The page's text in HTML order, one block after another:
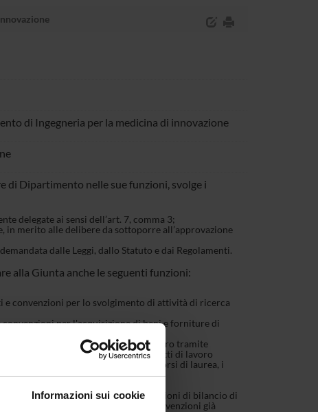
Informazioni sui cookie
di Ingegneria per la medicina di innovazione
di Dipartimento nelle sue funzioni, svolge i
delegate ai sensi dell’art. 7, comma 3;
in merito alle delibere da sottoporre all’approvazione
dalle Leggi, dallo Statuto e dai Regolamenti.
alla Giunta anche le seguenti funzioni:
convenzioni per lo svolgimento di attività di ricerca
per l'acquisizione di beni e forniture di
di ricerca, didattica, consulenza e altro tramite
di ricerca, assegni di ricerca, contratti di lavoro
attività connesse alla didattica per i corsi di laurea, i
per attività commerciale, variazioni di bilancio di
uscite per contributi, contratti, convenzioni già